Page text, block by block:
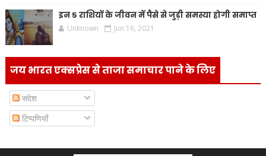
इन 5 राशियों के जीवन में पैसे से जुड़ी समस्या होगी समाप्त
Unknown Jun 16, 2021
जय भारत एक्सप्रेस से ताजा समाचार पाने के लिए
संदेश
टिप्पणियाँ